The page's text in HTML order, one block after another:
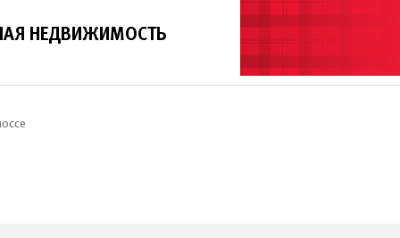
НЕДВИЖИМОСТЬ